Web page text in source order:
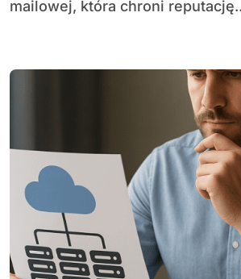
mailowej, która chroni